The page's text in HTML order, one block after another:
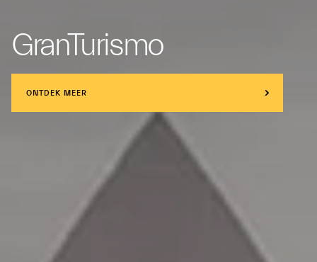
GranTurismo
ONTDEK MEER